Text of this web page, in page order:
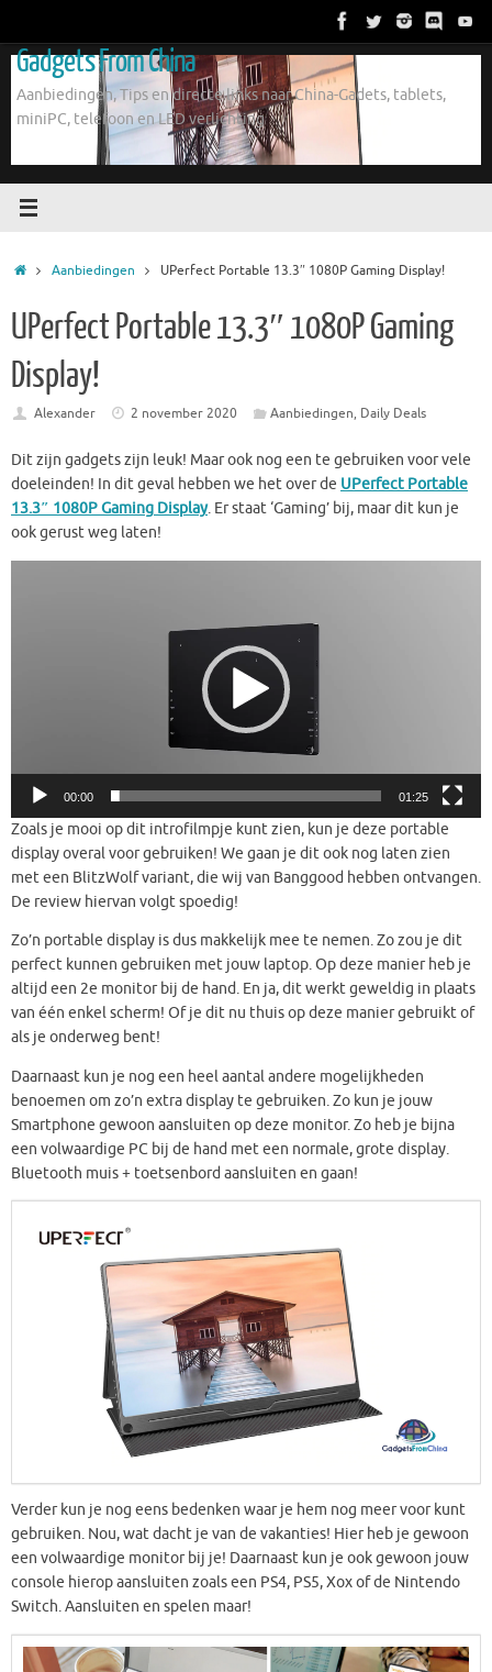
de
inhoud
Gadgets From China
Aanbiedingen, Tips en directe links naar China-Gadets, tablets,
miniPC, telefoon en LED verlichting
HomeAanbiedingen UPerfect Portable 13.3″ 1080P Gaming Display!
UPerfect Portable 13.3″ 1080P Gaming
Display!
Alexander 2 november 2020 Aanbiedingen, Daily Deals
Dit zijn gadgets zijn leuk! Maar ook nog een te gebruiken voor vele
doeleinden! In dit geval hebben we het over de UPerfect Portable
13.3″ 1080P Gaming Display. Er staat ‘Gaming’ bij, maar dit kun je
ook gerust weg laten!
00:00 01:25
Zoals je mooi op dit introfilmpje kunt zien, kun je deze portable
display overal voor gebruiken! We gaan je dit ook nog laten zien
met een BlitzWolf variant, die wij van Banggood hebben ontvangen.
De review hiervan volgt spoedig!
Zo’n portable display is dus makkelijk mee te nemen. Zo zou je dit
perfect kunnen gebruiken met jouw laptop. Op deze manier heb je
altijd een 2e monitor bij de hand. En ja, dit werkt geweldig in plaats
van één enkel scherm! Of je dit nu thuis op deze manier gebruikt of
als je onderweg bent!
Daarnaast kun je nog een heel aantal andere mogelijkheden
benoemen om zo’n extra display te gebruiken. Zo kun je jouw
Smartphone gewoon aansluiten op deze monitor. Zo heb je bijna
een volwaardige PC bij de hand met een normale, grote display.
Bluetooth muis + toetsenbord aansluiten en gaan!
Verder kun je nog eens bedenken waar je hem nog meer voor kunt
gebruiken. Nou, wat dacht je van de vakanties! Hier heb je gewoon
een volwaardige monitor bij je! Daarnaast kun je ook gewoon jouw
console hierop aansluiten zoals een PS4, PS5, Xox of de Nintendo
Switch. Aansluiten en spelen maar!